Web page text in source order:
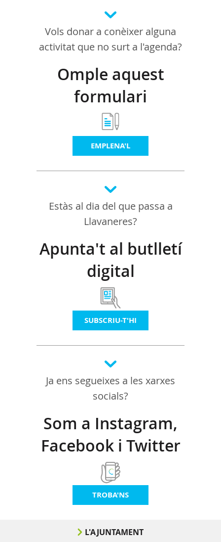
Vols donar a conèixer alguna
activitat que no surt a l'agenda?
Omple aquest
formulari
EMPLENA'L
Estàs al dia del que passa a
Llavaneres?
Apunta't al butlletí
digital
SUBSCRIU-T'HI
Ja ens segueixes a les xarxes
socials?
Som a Instagram,
Facebook i Twitter
TROBA'NS
L'AJUNTAMENT